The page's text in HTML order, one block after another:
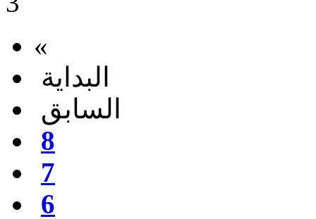
«
البداية
السابق
8
7
6